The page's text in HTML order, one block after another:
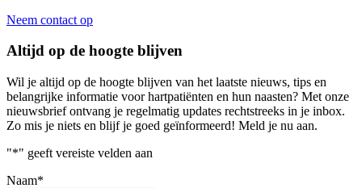
Neem contact op
Altijd op de hoogte blijven
Wil je altijd op de hoogte blijven van het laatste nieuws, tips en
belangrijke informatie voor hartpatiënten en hun naasten? Met onze
nieuwsbrief ontvang je regelmatig updates rechtstreeks in je inbox.
Zo mis je niets en blijf je goed geïnformeerd! Meld je nu aan.
"*" geeft vereiste velden aan
Naam*